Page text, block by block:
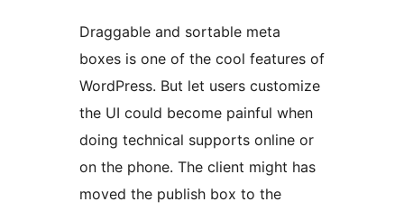
Draggable and sortable meta
boxes is one of the cool features of
WordPress. But let users customize
the UI could become painful when
doing technical supports online or
on the phone. The client might has
moved the publish box to the